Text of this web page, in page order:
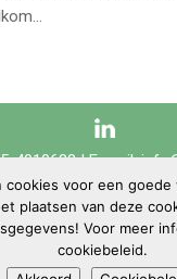
4010688 | E-mail:
© 2020 |Sitemap|
Cookiebeleid
cookies voor een goede
plaatsen van deze
Voor meer
cookiebeleid.